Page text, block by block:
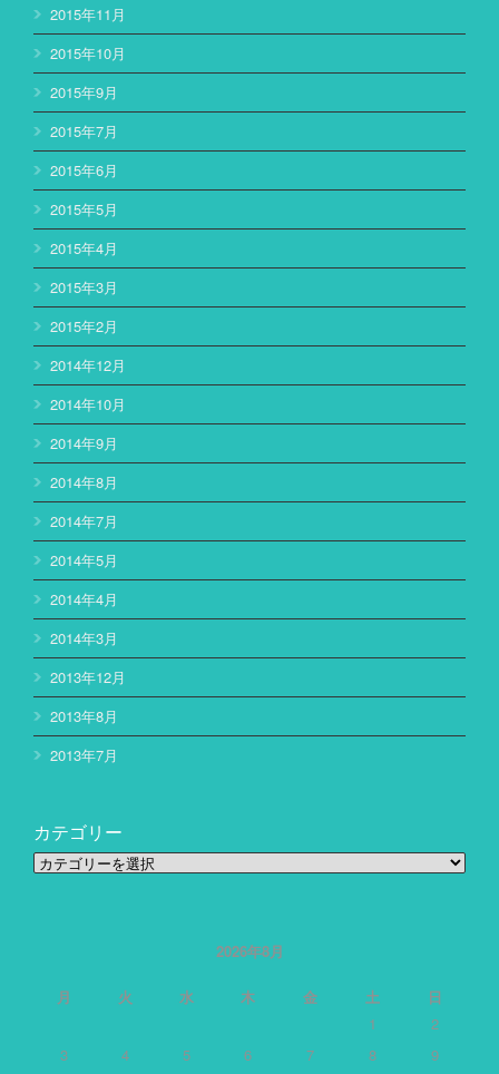
2015年11月
2015年10月
2015年9月
2015年7月
2015年6月
2015年5月
2015年4月
2015年3月
2015年2月
2014年12月
2014年10月
2014年9月
2014年8月
2014年7月
2014年5月
2014年4月
2014年3月
2013年12月
2013年8月
2013年7月
カテゴリー
カ
2026年8月
月 火 水 木 金 土
日
1
2
3
4 5 6 7 8 9